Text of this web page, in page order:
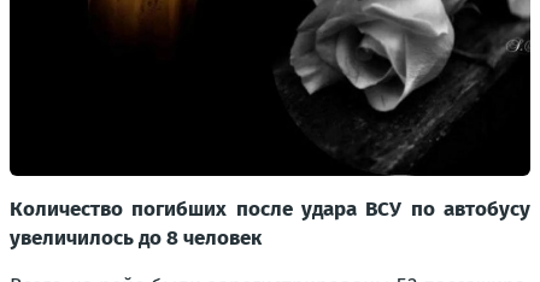
Количество погибших после удара ВСУ по автобусу
увеличилось до 8 человек